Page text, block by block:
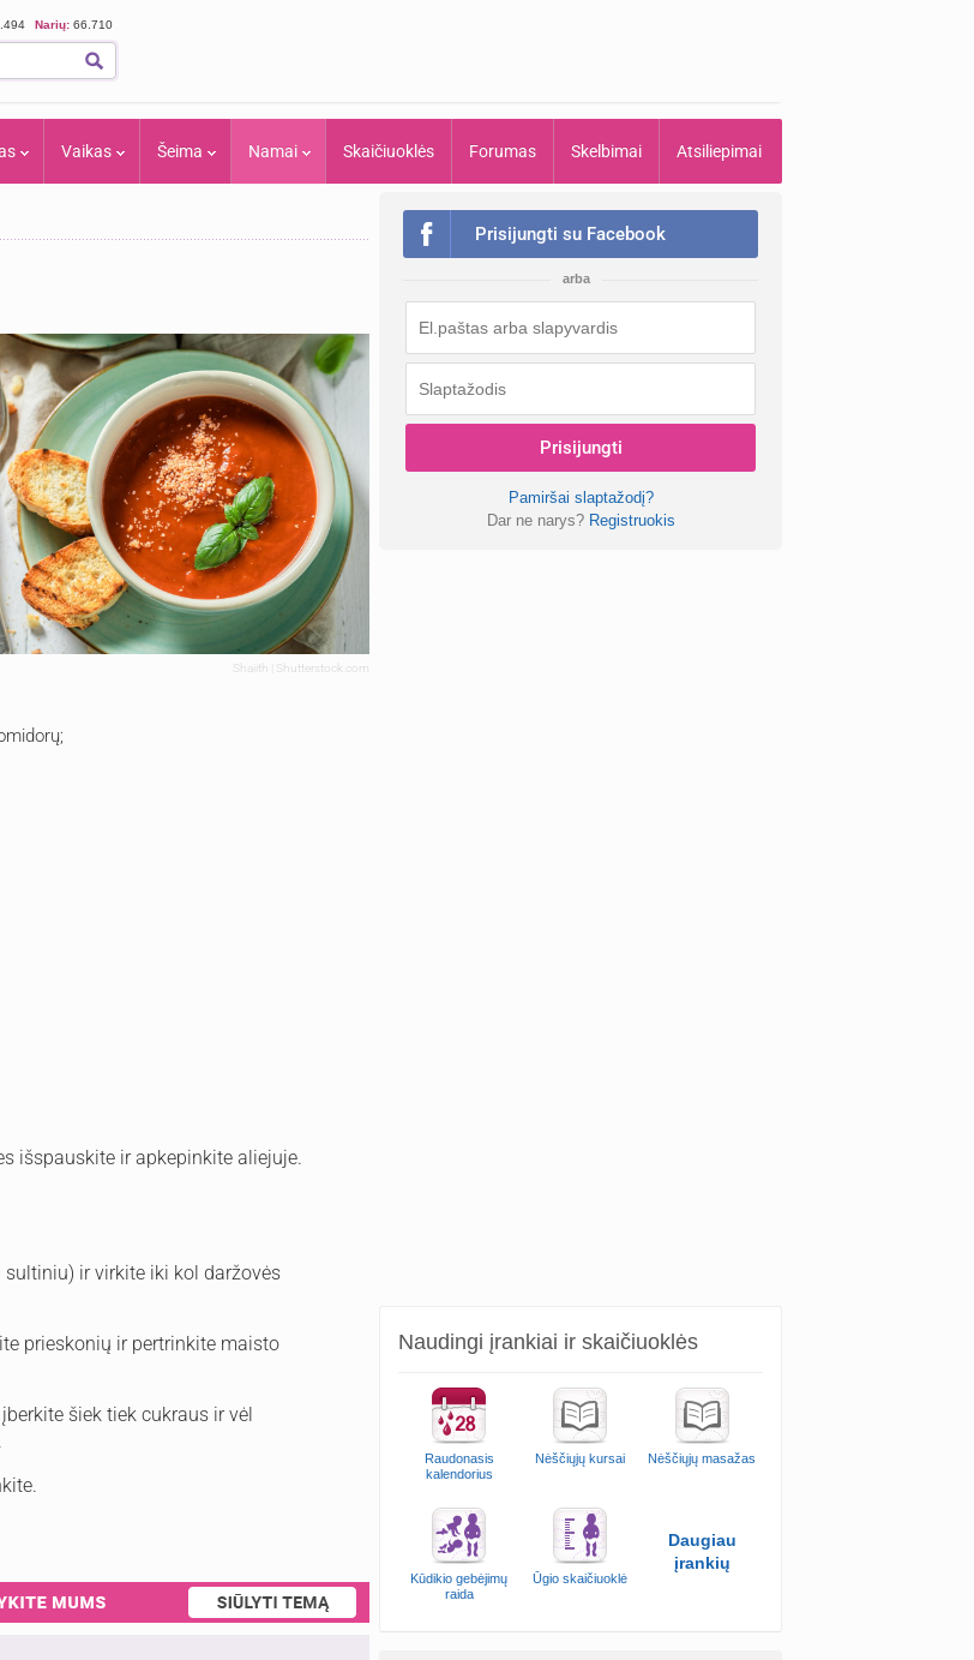
Narių: 66.710
Vaikas Šeima Namai Skaičiuoklės Forumas Skelbimai Atsiliepimai
Shaiith | Shutterstock.com
išspauskite ir apkepinkite aliejuje.
ir virkite iki kol daržovės
prieskonių ir pertrinkite maisto
šiek tiek cukraus ir vėl
Prisijungti su Facebook
arba
Prisijungti
Pamiršai slaptažodį?
Dar ne narys? Registruokis
Naudingi įrankiai ir skaičiuoklės
Raudonasis
kalendorius
Nėščiųjų kursai Nėščiųjų masažas
Kūdikio gebėjimų
raida
Ūgio skaičiuoklė
Daugiau
įrankių